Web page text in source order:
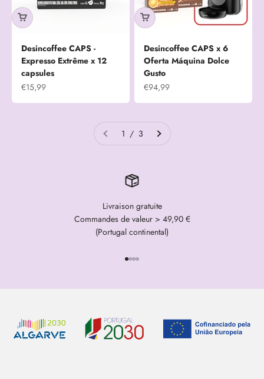
Desincoffee CAPS -
Expresso Extrême x 12
capsules
Prix de vente
€15,99
Desincoffee CAPS x 6
Oferta Máquina Dolce
Gusto
Prix de vente
€94,99
1 / 3
Livraison gratuite
Commandes de valeur > 49,90 €
(Portugal continental)
Aller à l'élément 1
Aller à l'élément 2
Aller à l'élément 3
Aller à l'élément 4